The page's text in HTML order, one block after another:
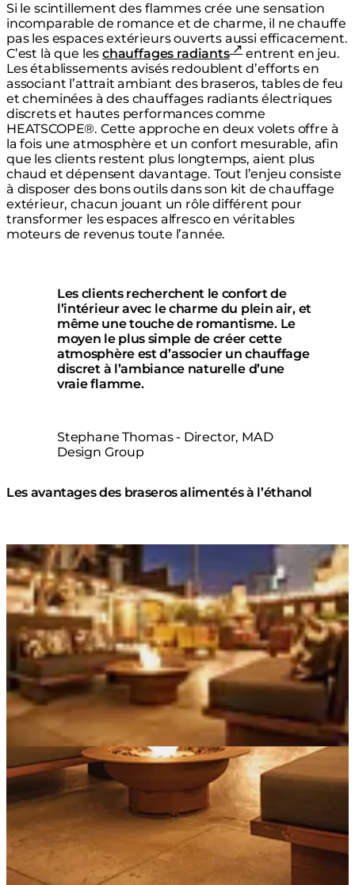
Si le scintillement des flammes crée une sensation
incomparable de romance et de charme, il ne chauffe
pas les espaces extérieurs ouverts aussi efficacement.
C’est là que leschauffages radiants
entrent en jeu.
Les établissements avisés redoublent d’efforts en
associant l’attrait ambiant des braseros, tables de feu
et cheminées à des chauffages radiants électriques
discrets et hautes performances comme
HEATSCOPE®. Cette approche en deux volets offre à
la fois une atmosphère et un confort mesurable, afin
que les clients restent plus longtemps, aient plus
chaud et dépensent davantage. Tout l’enjeu consiste
à disposer des bons outils dans son kit de chauffage
extérieur, chacun jouant un rôle différent pour
transformer les espaces alfresco en véritables
moteurs de revenus toute l’année.
Les clients recherchent le confort de
l’intérieur avec le charme du plein air, et
même une touche de romantisme. Le
moyen le plus simple de créer cette
atmosphère est d’associer un chauffage
discret à l’ambiance naturelle d’une
vraie flamme.
Stephane Thomas - Director, MAD
Design Group
Les avantages des braseros alimentés à l’éthanol
Loading image...